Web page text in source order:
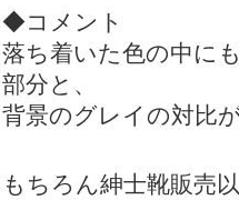
◆コメント
落ち着いた色の中に
部分と、
背景のグレイの対比
もちろん紳士靴販売